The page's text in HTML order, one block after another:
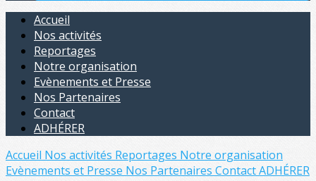
Accueil
Nos activités
Reportages
Notre organisation
Evènements et Presse
Nos Partenaires
Contact
ADHÉRER
Accueil Nos activités Reportages Notre organisation
Evènements et Presse Nos Partenaires ContactADHÉRER